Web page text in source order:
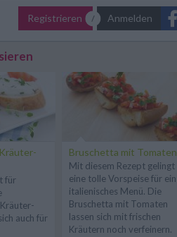
Registrieren Anmelden
für
auch für
Bruschetta mit Tomaten
Mit diesem Rezept gelingt
eine tolle Vorspeise für ein
italienisches Menü. Die
Bruschetta mit Tomaten
lassen sich mit frischen
Kräutern noch verfeinern.